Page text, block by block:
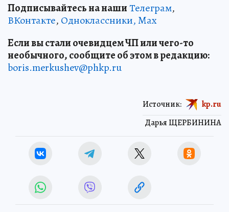
Подписывайтесь на нашиТелеграм,
ВКонтакте, Одноклассники,Max
Если вы стали очевидцем ЧП или чего-то
необычного, сообщите об этом в редакцию:
boris.merkushev@phkp.ru
Дарья ЩЕРБИНИНА
Источник: kp.ru